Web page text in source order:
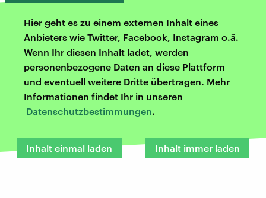
Hier geht es zu einem externen Inhalt eines
Anbieters wie Twitter, Facebook, Instagram o.ä.
Wenn Ihr diesen Inhalt ladet, werden
personenbezogene Daten an diese Plattform
und eventuell weitere Dritte übertragen. Mehr
Informationen findet Ihr in unseren
Datenschutzbestimmungen.
Inhalt einmal laden Inhalt immer laden